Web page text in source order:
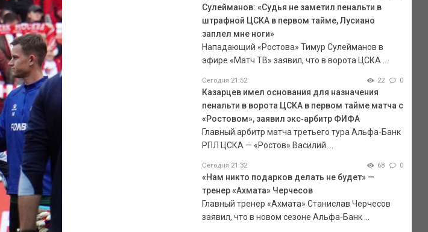
Сулейманов: «Судья не заметил пенальти в
штрафной ЦСКА в первом тайме, Лусиано
заплел мне ноги»
Нападающий «Ростова» Тимур Сулейманов в
эфире «Матч ТВ» заявил, что в ворота ЦСКА ...
Сегодня 21:52 22 0
Казарцев имел основания для назначения
пенальти в ворота ЦСКА в первом тайме матча с
«Ростовом», заявил экс‑арбитр ФИФА
Главный арбитр матча третьего тура Альфа‑Банк
РПЛ ЦСКА — «Ростов» Василий ...
Сегодня 21:32 68 0
«Нам никто подарков делать не будет» —
тренер «Ахмата» Черчесов
Главный тренер «Ахмата» Станислав Черчесов
заявил, что в новом сезоне Альфа‑Банк ...